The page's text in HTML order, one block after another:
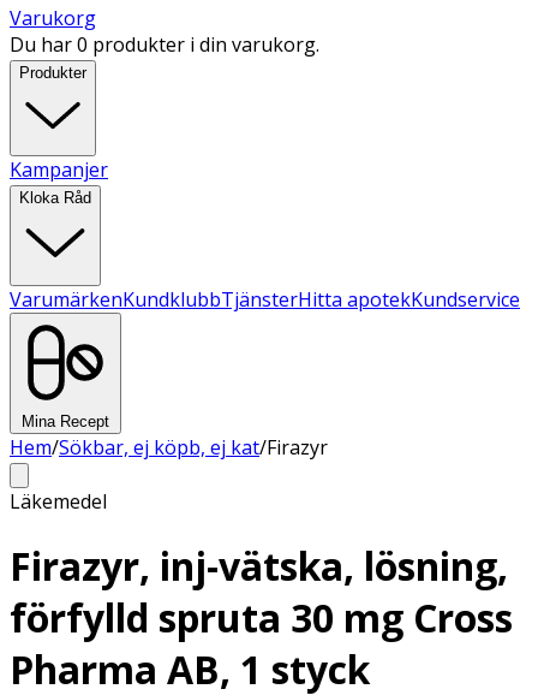
Varukorg
Du har 0 produkter i din varukorg.
Produkter
Kampanjer
Kloka Råd
VarumärkenKundklubbTjänsterHitta apotekKundservice
Mina Recept
Hem/Sökbar, ej köpb, ej kat/Firazyr
Läkemedel
Firazyr, inj-vätska, lösning,
förfylld spruta 30 mg Cross
Pharma AB, 1 styck